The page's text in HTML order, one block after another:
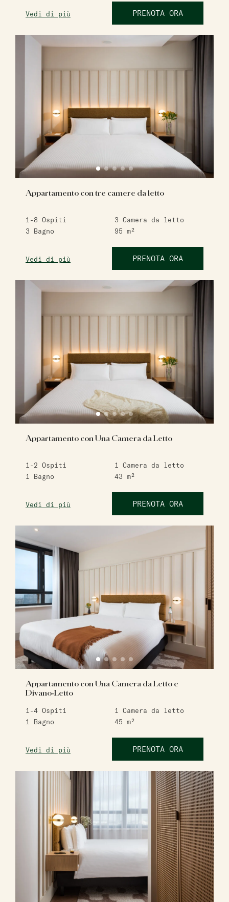
Vedi di più PRENOTA ORA
Appartamento con tre camere da letto
1-8 Ospiti 3 Camera da letto
3 Bagno 95 m²
Vedi di più PRENOTA ORA
Appartamento con Una Camera da Letto
1-2 Ospiti 1
Camera da letto
1
Bagno 43 m²
Vedi di più PRENOTA ORA
Appartamento con Una Camera da Letto e
Divano-Letto
1-4 Ospiti 1
Camera da letto
1
Bagno 45 m²
Vedi di più PRENOTA ORA